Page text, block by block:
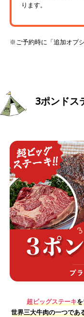
ります。
※ご予約時に「追加オプ
3ポンドス
超ビッグステーキ
世界三大牛肉の一つであ